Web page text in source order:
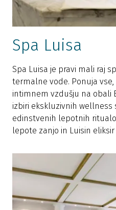
Spa Luisa
Spa Luisa je pravi mali raj
termalne vode. Ponuja
intimnem vzdušju na obali
izbiri ekskluzivnih
edinstvenih lepotnih
lepote zanjo in Luisin eliksir